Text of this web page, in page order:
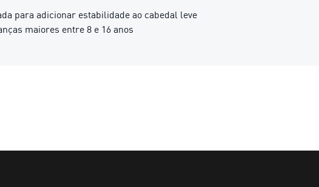
para adicionar estabilidade ao cabedal leve
maiores entre 8 e 16 anos